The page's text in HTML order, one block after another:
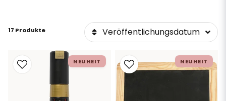
17 Produkte Veröffentlichungsdatum
NEUHEIT NEUHEIT